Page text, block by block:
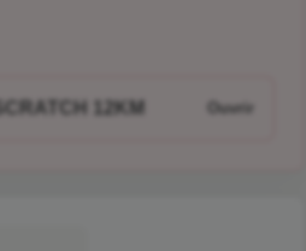
SCRATCH 12KM